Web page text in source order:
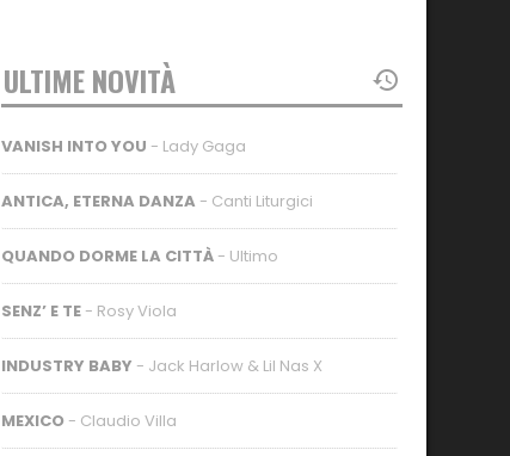
ULTIME NOVITÀ
VANISH INTO YOU - Lady Gaga
ANTICA, ETERNA DANZA - Canti Liturgici
QUANDO DORME LA CITTÀ - Ultimo
SENZ’ E TE - Rosy Viola
INDUSTRY BABY - Jack Harlow & Lil Nas X
MEXICO - Claudio Villa